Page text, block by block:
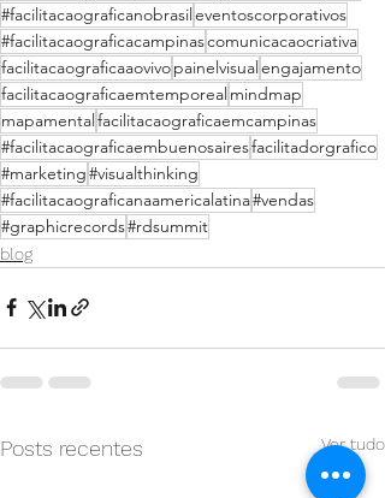
#facilitacaograficanobrasileventoscorporativos
#facilitacaograficacampinascomunicacaocriativa
facilitacaograficaaovivopainelvisualengajamento
facilitacaograficaemtemporeal mindmap
mapamentalfacilitacaograficaemcampinas
#facilitacaograficaembuenosairesfacilitadorgrafico
#marketing#visualthinking
#facilitacaograficanaamericalatina#vendas
#graphicrecords#rdsummit
blog
Posts recentes Ver tudo